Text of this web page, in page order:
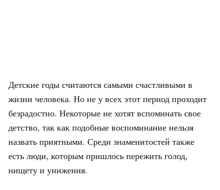
Детские годы считаются самыми счастливыми в
жизни человека. Но не у всех этот период проходит
безрадостно. Некоторые не хотят вспоминать свое
детство, так как подобные воспоминание нельзя
назвать приятными. Среди знаменитостей также
есть люди, которым пришлось пережить голод,
нищету и унижения.